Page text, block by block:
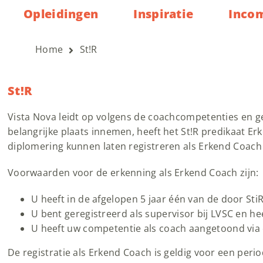
Opleidingen Inspiratie
Home St!R
St!R
Vista Nova leidt op volgens de coachcompetenties en
belangrijke plaats innemen, heeft het St!R predikaat
diplomering kunnen laten registreren als Erkend
Voorwaarden voor de erkenning als Erkend Coach zijn:
U heeft in de afgelopen 5 jaar één van de door
U bent geregistreerd als supervisor bij LVSC en
U heeft uw competentie als coach aangetoond
De registratie als Erkend Coach is geldig voor een